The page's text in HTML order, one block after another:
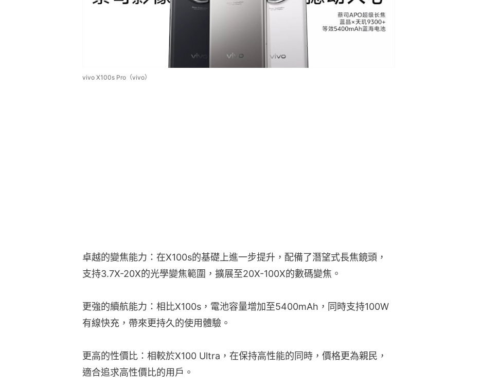
vivo X100s Pro（vivo）
卓越的變焦能力：在X100s的基礎上進一步提升，配備了潛望式長焦鏡頭，
支持3.7X-20X的光學變焦範圍，擴展至20X-100X的數碼變焦。
更強的續航能力：相比X100s，電池容量增加至5400mAh，同時支持100W
有線快充，帶來更持久的使用體驗。
更高的性價比：相較於X100 Ultra，在保持高性能的同時，價格更為親民，
適合追求高性價比的用戶。